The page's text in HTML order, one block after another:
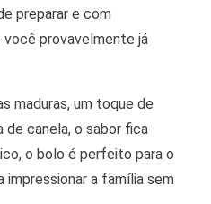
preparar e com
provavelmente já
maduras, um toque de
de canela, o sabor fica
o bolo é perfeito para o
a família sem